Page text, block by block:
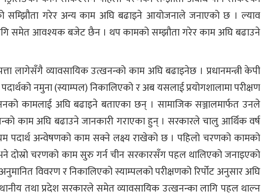
गरेर अन्य काम अघि बढाइने आयोजनाले जनाएको छ । ल्याव
समेत आवश्यक बजेट छैन । थप कामको सम्झौता गरेर काम अघि बढाउने
लागेसँगै व्यावसायिक उत्खनन्को काम अघि बढाइनेछ । प्रधानमन्त्री केपी
नमुना (स्याम्पल) निकालिएको र अब यसलाई प्रयोगशालामा परीक्षण
कामलाई अघि बढाइने बताएका छन् । सामाजिक सञ्जालमार्फत उनले
काम अघि बढाउने जानकारी गराएका हुन् । सरकारले चालु आर्थिक वर्ष
पदार्थ अन्वेषणको काम सक्ने लक्ष्य राखेको छ । पहिलो चरणको कामको
दोस्रो चरणको काम सुरु गर्न चीन सरकारसँग पहल थालिएको जनाइएको
विवरण र निकालिएको स्याम्पलको परीक्षणको रिर्पोट अनुसार अघि
तथा प्रदेश सरकारले समेत व्यावसायिक उत्खनन्का लागि पहल थाल्न